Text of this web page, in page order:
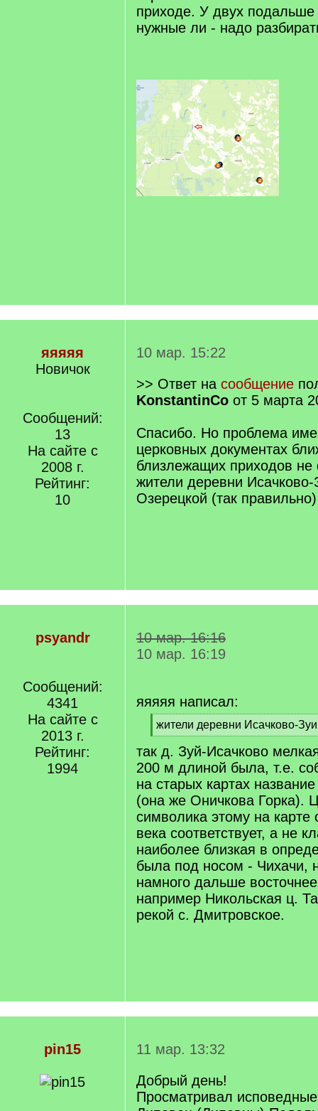
приходе. У двух подальше
нужные ли - надо
яяяяя
Новичок
Сообщений:
13
На сайте с
2008 г.
Рейтинг:
10
10 мар. 15:22
>> Ответ на сообщение
KonstantinCo от 5 марта
Спасибо. Но проблема
церковных документах
близлежащих приходов не
жители деревни
Озерецкой (так
psyandr
Сообщений:
4341
На сайте с
2013 г.
Рейтинг:
1994
10 мар. 16:16
10 мар. 16:19
яяяяя написал:
[
q
]
жители деревни Исачково-Зуи
[
/
q
]
так д. Зуй-Исачково
200 м длиной была, т.е.
на старых картах
(она же Оничкова Горка).
символика этому на
века соответствует, а не
наиболее близкая в
была под носом - Чихачи,
намного дальше
например Никольская ц.
рекой с. Дмитровское.
pin15
11 мар. 13:32
Добрый день!
Просматривал